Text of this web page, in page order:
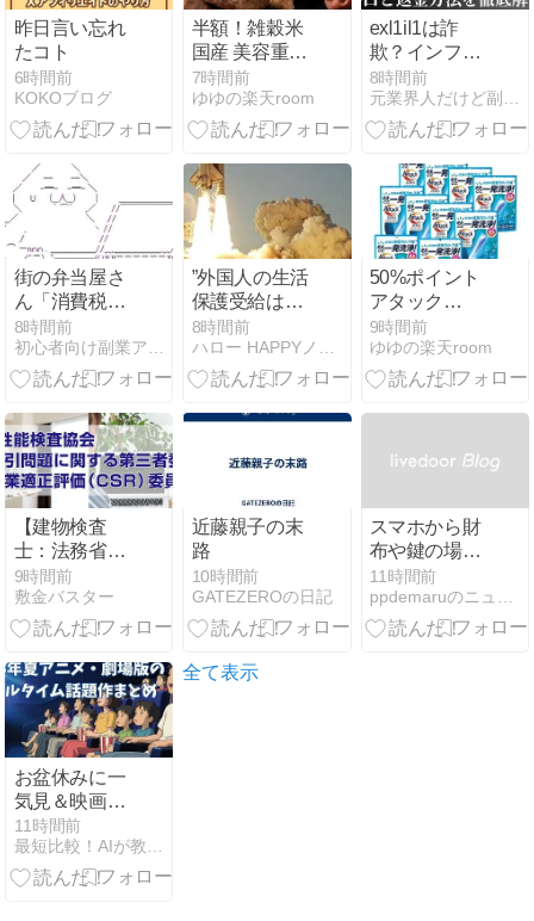
昨日言い忘れ
たコト
6時間前
KOKOブログ
半額！雑穀米
国産 美容重視
ビューティー
ブレンド
7時間前
ゆゆの楽天room
exl1il1は詐
欺？インフル
エンサー案件
の闇を元業者
が暴露！出金
手口と評判
8時間前
街の弁当屋さ
ん「消費税が
下がっても値
下げしませ
ん」
8時間前
”外国人の生活
保護受給は憲
法違反・・中
国人の生活保
護不正受給で
万円、本国に
8時間前
50%ポイント
アタック
ZERO パーフ
ェクトスティ
ック
9時間前
ゆゆの楽天room
【建物検査
士：法務省認
証 日本不動産
仲裁機構
（ADR）の
資格』
9時間前
敷金バスター
近藤親子の末
路
10時間前
GATEZEROの日記
スマホから財
布や鍵の場所
がわかる！
「エレコム ス
マートトラッ
11時間前
お盆休みに一
気見＆映画館
で観るならコ
レ！2026年夏
アニメ・劇場
11時間前
最短比較！AIが教える「本当の評判」まとめ
全て表示